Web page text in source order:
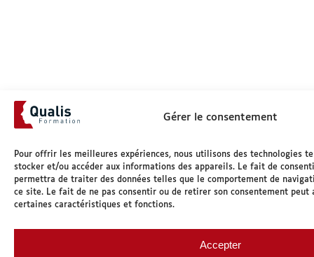
Gérer le consentement
Pour offrir les meilleures expériences, nous utilisons des technologies
stocker et/ou accéder aux informations des appareils. Le fait de
permettra de traiter des données telles que le comportement de
ce site. Le fait de ne pas consentir ou de retirer son consentement
certaines caractéristiques et fonctions.
Accepter